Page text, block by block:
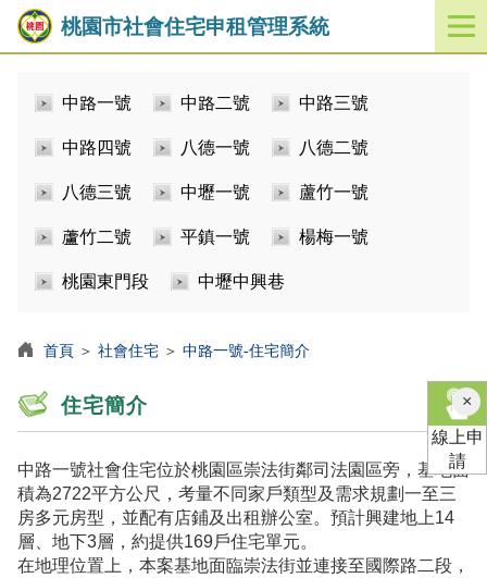
桃園市社會住宅申租管理系統
開
啟
中路一號 中路二號 中路三號
中路四號 八德一號 八德二號
八德三號 中壢一號 蘆竹一號
蘆竹二號 平鎮一號 楊梅一號
桃園東門段 中壢中興巷
首頁 ＞ 社會住宅 ＞ 中路一號-住宅簡介
住宅簡介
中路一號社會住宅位於桃園區崇法街鄰司法園區旁，基地面
積為2722平方公尺，考量不同家戶類型及需求規劃一至三
房多元房型，並配有店鋪及出租辦公室。預計興建地上14
層、地下3層，約提供169戶住宅單元。
在地理位置上，本案基地面臨崇法街並連接至國際路二段，
×關
閉
線上申
請